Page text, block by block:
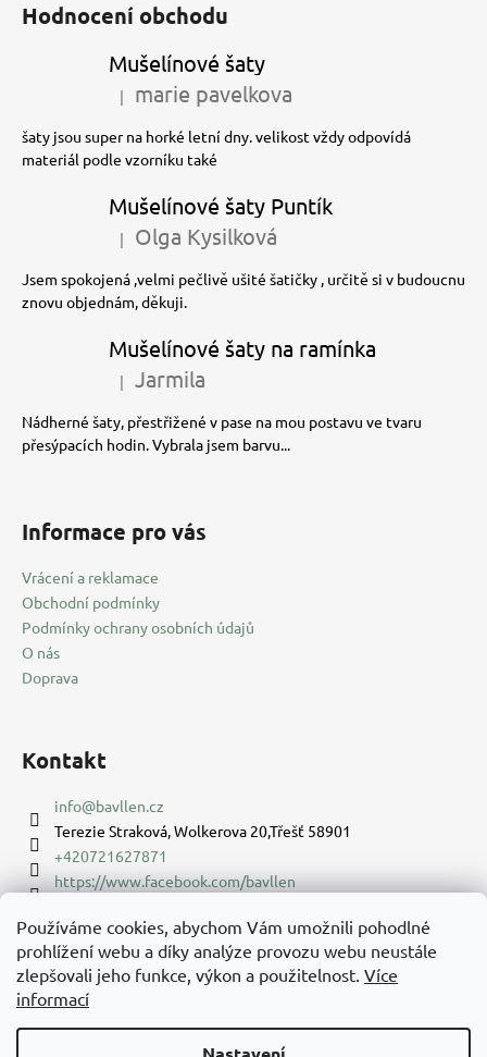
Používáme cookies, abychom Vám umožnili pohodlné
prohlížení webu a díky analýze provozu webu neustále
zlepšovali jeho funkce, výkon a použitelnost. Více
informací
Hodnocení obchodu
Mušelínové šaty
Hodnocení produktu je 5 z 5 hvězdiček.
| marie pavelkova
šaty jsou super na horké letní dny. velikost vždy odpovídá
materiál podle vzorníku také
Mušelínové šaty Puntík
Hodnocení produktu je 5 z 5 hvězdiček.
| Olga Kysilková
Jsem spokojená ,velmi pečlivě ušité šatičky , určitě si v budoucnu
znovu objednám, děkuji.
Mušelínové šaty na ramínka
Hodnocení produktu je 5 z 5 hvězdiček.
| Jarmila
Nádherné šaty, přestřižené v pase na mou postavu ve tvaru
přesýpacích hodin. Vybrala jsem barvu...
Informace pro vás
Vrácení a reklamace
Obchodní podmínky
Podmínky ochrany osobních údajů
O nás
Doprava
Kontakt
info@bavllen.cz
Terezie Straková, Wolkerova 20,Třešť 58901
+420721627871
https://www.facebook.com/bavllen
Facebook